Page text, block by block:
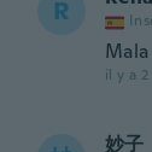
R
il y a 2
妙子